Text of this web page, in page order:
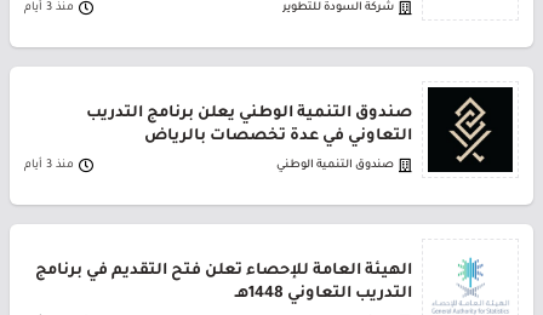
شركة السودة للتطوير منذ 3 أيام
صندوق التنمية الوطني يعلن برنامج التدريب
التعاوني في عدة تخصصات بالرياض
صندوق التنمية الوطني منذ 3 أيام
الهيئة العامة للإحصاء تعلن فتح التقديم في برنامج
التدريب التعاوني 1448هـ